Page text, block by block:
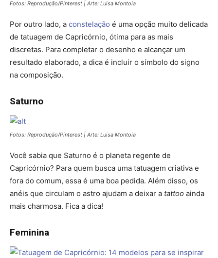
Fotos: Reprodução/Pinterest | Arte: Luisa Montoia
Por outro lado, a constelação é uma opção muito delicada
de tatuagem de Capricórnio, ótima para as mais
discretas. Para completar o desenho e alcançar um
resultado elaborado, a dica é incluir o símbolo do signo
na composição.
Saturno
Fotos: Reprodução/Pinterest | Arte: Luisa Montoia
Você sabia que Saturno é o planeta regente de
Capricórnio? Para quem busca uma tatuagem criativa e
fora do comum, essa é uma boa pedida. Além disso, os
anéis que circulam o astro ajudam a deixar a tattoo ainda
mais charmosa. Fica a dica!
Feminina